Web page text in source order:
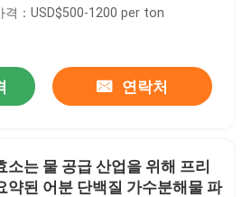
격：USD$500-1200 per ton
연락처
소는 물 공급 산업을 위해 프리
약된 어분 단백질 가수분해물 파